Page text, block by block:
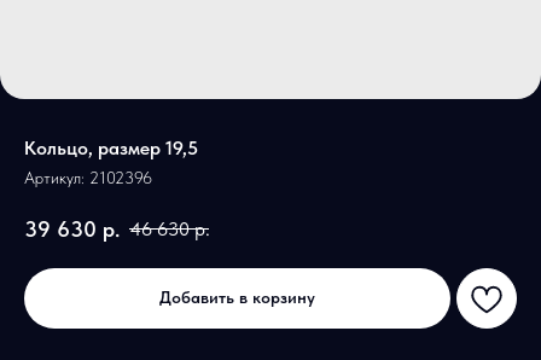
Кольцо, размер 19,5
Артикул: 2102396
39 630 р. 46 630 р.
Добавить в корзину